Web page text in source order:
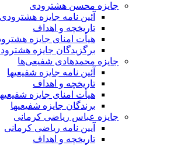
جایزه محسن هشترودی
آئین نامه جایزه هشترودی
تاریخچه و اهداف
هیأت امنای جایزه
برگزیدگان جایزه
جایزه محمدهادی شفیعی‌ها
آئین نامه جایزه شفیعیها
تاریخچه و اهداف
هیأت امنای جایزه
برندگان جایزه شفیعیها
جایزه عباس ریاضی کرمانی
آیین نامه ریاضی کرمانی
تاریخچه و اهداف